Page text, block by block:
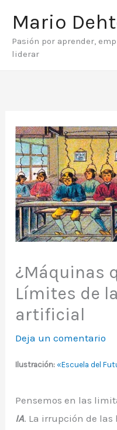
contenido
Mario
Pasión por aprender,
liderar
¿Máquinas
Límites de
artificial
Deja un comentario
Ilustración: «Escuela del
Pensemos en las
IA. La irrupción de